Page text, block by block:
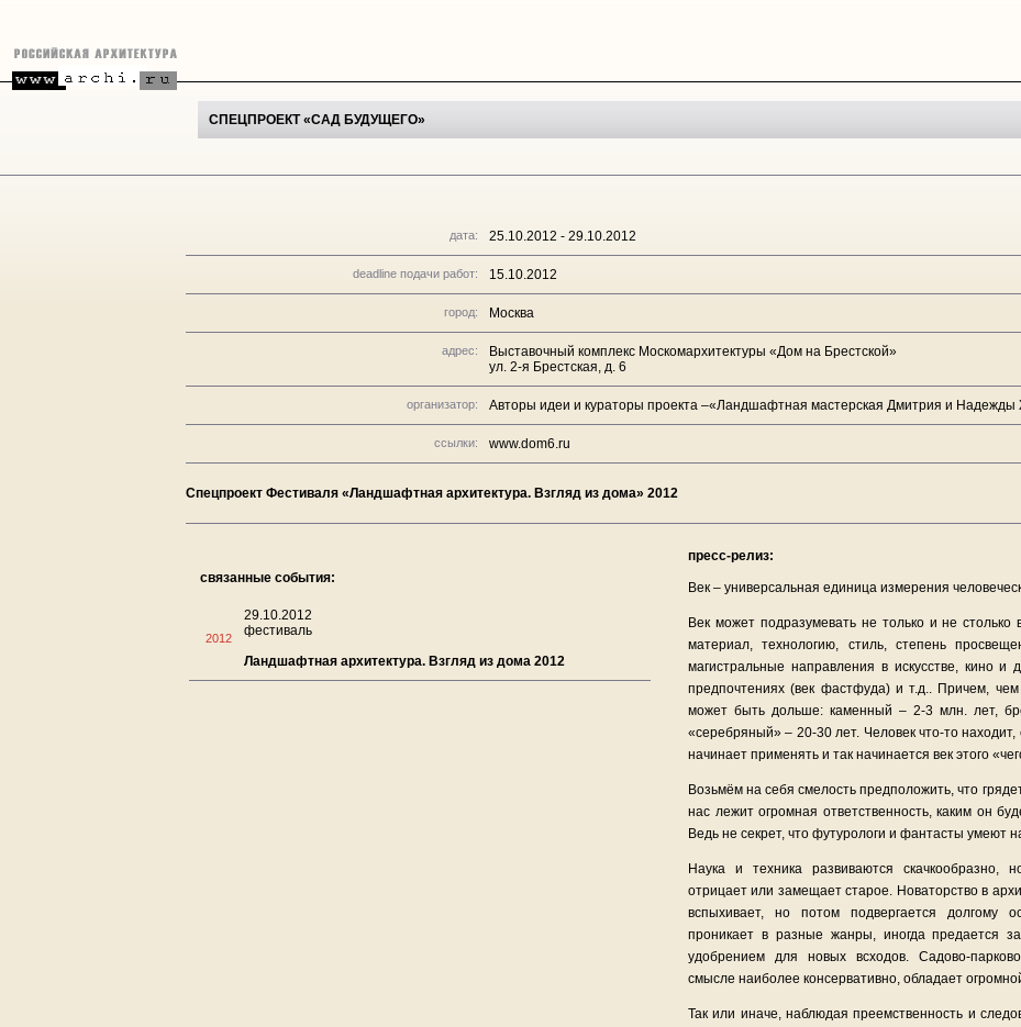
СПЕЦПРОЕКТ «САД БУДУЩЕГО»
дата: 25.10.2012 - 29.10.2012
deadline подачи работ: 15.10.2012
город: Москва
адрес:
Выставочный комплекс Москомархитектуры «Дом на Брестской»
ул. 2-я Брестская, д. 6
организатор: Авторы идеи и кураторы проекта –«Ландшафтная мастерская Дмитрия и Надежды
ссылки: www.dom6.ru
Спецпроект Фестиваля «Ландшафтная архитектура. Взгляд из дома» 2012
связанные события:
2012
29.10.2012
фестиваль
Ландшафтная архитектура. Взгляд из дома 2012
пресс-релиз:
Век – универсальная единица измерения
Век может подразумевать не только и не столько
материал, технологию, стиль, степень
магистральные направления в искусстве, кино и
предпочтениях (век фастфуда) и т.д.. Причем,
может быть дольше: каменный – 2-3 млн. лет,
«серебряный» – 20-30 лет. Человек что-то
начинает применять и так начинается век этого
Возьмём на себя смелость предположить, что
нас лежит огромная ответственность, каким он
Ведь не секрет, что футурологи и фантасты умеют
Наука и техника развиваются скачкообразно,
отрицает или замещает старое. Новаторство в
вспыхивает, но потом подвергается долгому
проникает в разные жанры, иногда предается
удобрением для новых всходов. Садово-
смысле наиболее консервативно, обладает
Так или иначе, наблюдая преемственность и